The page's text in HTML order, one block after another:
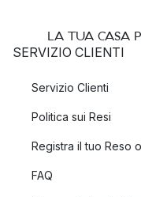
LA TUA CASA
SERVIZIO CLIENTI
Servizio Clienti
Politica sui Resi
Registra il tuo Reso
FAQ